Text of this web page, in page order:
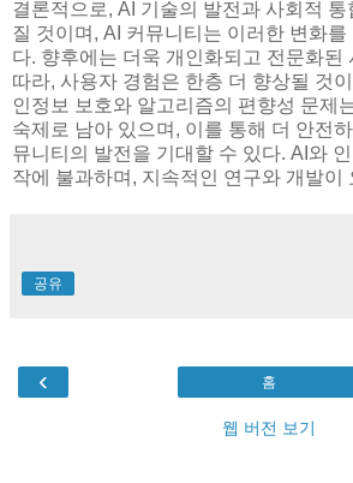
결론적으로, AI 기술의 발전과 사회적 통
질 것이며, AI 커뮤니티는 이러한 변화
다. 향후에는 더욱 개인화되고 전문화된
따라, 사용자 경험은 한층 더 향상될 것
인정보 보호와 알고리즘의 편향성 문제
숙제로 남아 있으며, 이를 통해 더 안전
뮤니티의 발전을 기대할 수 있다. AI와
작에 불과하며, 지속적인 연구와 개발이
공유
‹ 홈
웹 버전 보기